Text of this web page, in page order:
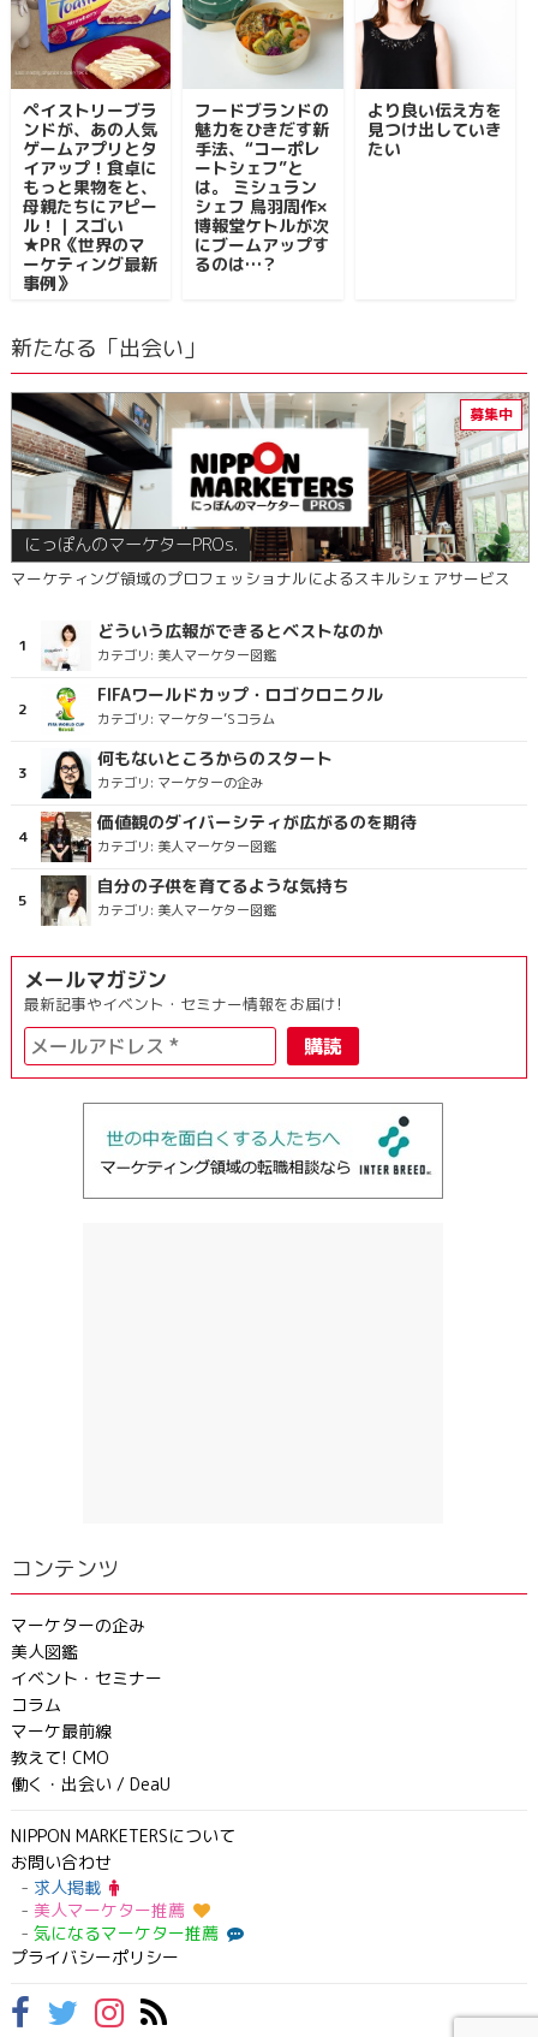
ペイストリーブラ
ンドが、あの人気
ゲームアプリとタ
イアップ！食卓に
もっと果物をと、
母親たちにアピー
ル！｜スゴい
★PR《世界のマ
ーケティング最新
事例》
フードブランドの
魅力をひきだす新
手法、“コーポレ
ートシェフ”と
は。 ミシュラン
シェフ 鳥羽周作×
博報堂ケトルが次
にブームアップす
るのは…？
より良い伝え方を
見つけ出していき
たい
新たなる「出会い」
にっぽんのマーケターPROs.
マーケティング領域のプロフェッショナルによるスキルシェアサービス
どういう広報ができるとベストなのか
カテゴリ: 美人マーケター図鑑
FIFAワールドカップ・ロゴクロニクル
カテゴリ: マーケター’Sコラム
何もないところからのスタート
カテゴリ: マーケターの企み
価値観のダイバーシティが広がるのを期待
カテゴリ: 美人マーケター図鑑
自分の子供を育てるような気持ち
カテゴリ: 美人マーケター図鑑
メールマガジン
最新記事やイベント・セミナー情報をお届け!
コンテンツ
マーケターの企み
美人図鑑
イベント・セミナー
コラム
マーケ最前線
教えて! CMO
働く・出会い / DeaU
NIPPON MARKETERSについて
お問い合わせ
求人掲載
美人マーケター推薦
気になるマーケター推薦
プライバシーポリシー